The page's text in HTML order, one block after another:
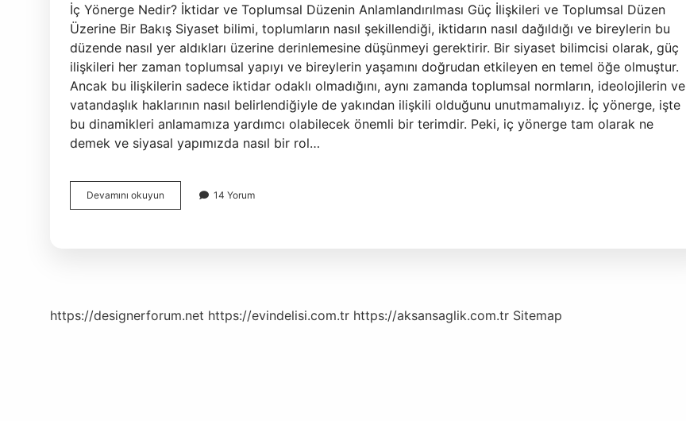
İç Yönerge Nedir? İktidar ve Toplumsal Düzenin Anlamlandırılması Güç İlişkileri ve Toplumsal Düzen
Üzerine Bir Bakış Siyaset bilimi, toplumların nasıl şekillendiği, iktidarın nasıl dağıldığı ve bireylerin bu
düzende nasıl yer aldıkları üzerine derinlemesine düşünmeyi gerektirir. Bir siyaset bilimcisi olarak, güç
ilişkileri her zaman toplumsal yapıyı ve bireylerin yaşamını doğrudan etkileyen en temel öğe olmuştur.
Ancak bu ilişkilerin sadece iktidar odaklı olmadığını, aynı zamanda toplumsal normların, ideolojilerin ve
vatandaşlık haklarının nasıl belirlendiğiyle de yakından ilişkili olduğunu unutmamalıyız. İç yönerge, işte
bu dinamikleri anlamamıza yardımcı olabilecek önemli bir terimdir. Peki, iç yönerge tam olarak ne
demek ve siyasal yapımızda nasıl bir rol…
Devamını okuyun
yönerge
14 Yorum
https://designerforum.net https://evindelisi.com.tr https://aksansaglik.com.tr Sitemap